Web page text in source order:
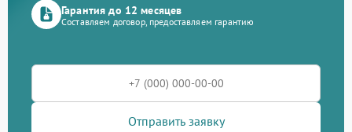
Гарантия до 12 месяцев
Составляем договор, предоставляем гарантию
Отправить заявку